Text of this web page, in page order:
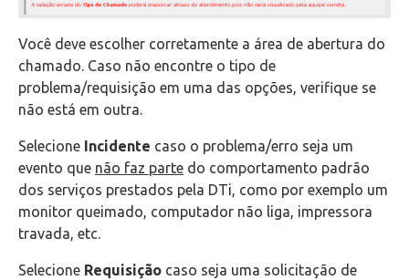
Você deve escolher corretamente a área de abertura do
chamado. Caso não encontre o tipo de
problema/requisição em uma das opções, verifique se
não está em outra.
Selecione Incidente caso o problema/erro seja um
evento que não faz parte do comportamento padrão
dos serviços prestados pela DTi, como por exemplo um
monitor queimado, computador não liga, impressora
travada, etc.
Selecione Requisição caso seja uma solicitação de